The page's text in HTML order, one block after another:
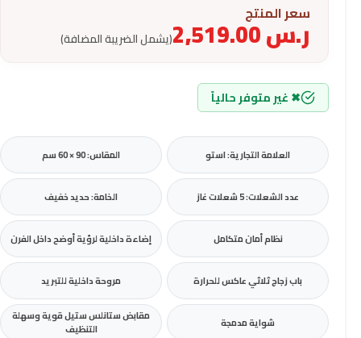
سعر المنتج
ر.س (يشمل الضريبة المضافة)
✖ غير متوفر حالياً
العلامة التجارية: استو المقاس: 90 × 60 سم
عدد الشعلات: 5 شعلات غاز الخامة: حديد خفيف
نظام أمان متكامل إضاءة داخلية لرؤية أوضح داخل الفرن
باب زجاج ثلاثي عاكس للحرارة مروحة داخلية للتبريد
شواية مدمجة
مقابض ستانلس ستيل قوية وسهلة
التنظيف